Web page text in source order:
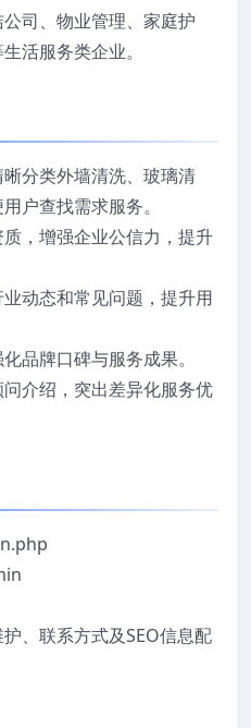
司、物业管理、家庭护
活服务类企业。
分类外墙清洗、玻璃清
户查找需求服务。
，增强企业公信力，提升
动态和常见问题，提升用
品牌口碑与服务成果。
介绍，突出差异化服务优
、联系方式及SEO信息配